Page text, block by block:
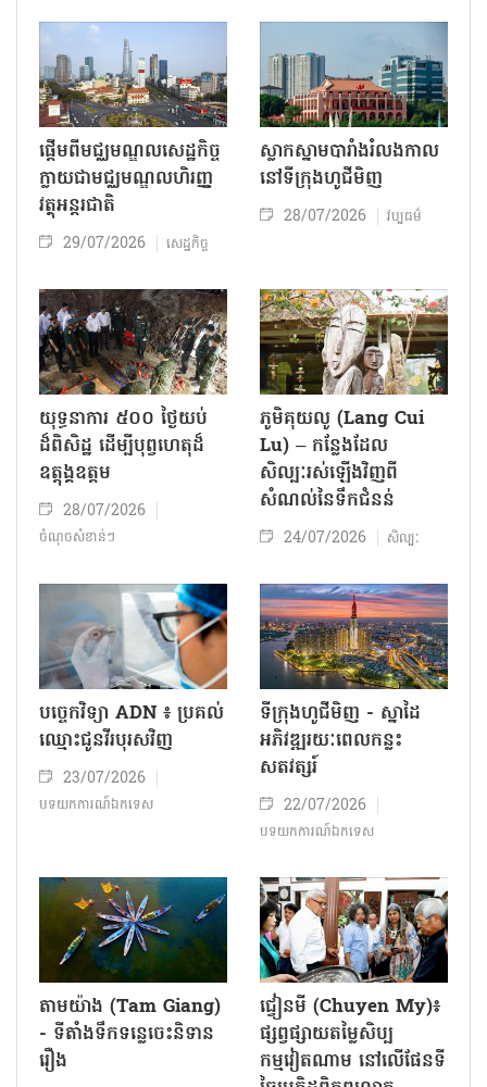
ផ្តើមពីមជ្ឈមណ្ឌលសេដ្ឋកិច្ច
ក្លាយជាមជ្ឈមណ្ឌលហិរញ្ញ
វត្ថុអន្តរជាតិ
29/07/2026 សេដ្ឋកិច្ច
ស្លាកស្នាមបារាំងរំលងកាល
នៅទីក្រុង​ហូជីមិញ​
28/07/2026 វប្បធម៌
យុទ្ធនាការ ៥០០ ថ្ងៃយប់
ដ៏ពិសិដ្ឋ ដើម្បីបុព្វហេតុដ៏
ឧត្តុង្គឧត្តម
28/07/2026
ចំណុចសំខាន់ៗ
ភូមិគុយលូ (Lang Cui
Lu) – កន្លែងដែល
សិល្បៈរស់ឡើងវិញពី
សំណល់នៃទឹកជំនន់
24/07/2026 សិល្បៈ
បច្ចេកវិទ្យា ADN ៖ ប្រគល់
ឈ្មោះជូនវីរបុរសវិញ
23/07/2026
បទយកការណ៍ឯកទេស
ទីក្រុងហូជីមិញ - ស្នាដៃ
អភិវឌ្ឍរយៈពេលកន្លះ
សតវត្សរ៍
22/07/2026
បទយកការណ៍ឯកទេស
តាមយ៉ាង (Tam Giang)
- ទីតាំងទឹកទន្លេចេះនិទាន
រឿង
ជ្វៀនមី (Chuyen My)៖
ផ្សព្វផ្សាយតម្លៃសិប្ប
កម្មវៀតណាម នៅលើផែនទី